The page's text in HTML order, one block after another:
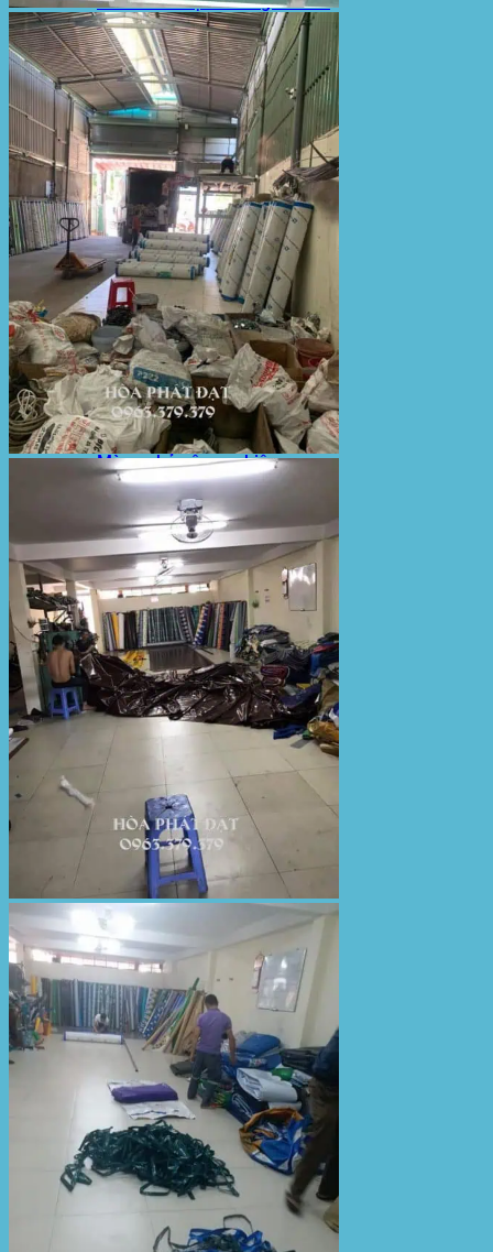
Bạt che nắng mưa
Bạt kéo ngoài trời
Bạt che tự cuốn
Bạt nhựa xanh cam
Bạt sọc 3 màu
Bạt nhựa giá rẻ
Bạt lót ao hồ
Bạt nhựa đen HDPE
Màng chống thấm HDPE
Sản Phẩm Dù Che Ngoài Trời
Dù che nắng
Dù che quán cafe
Dù che sự kiện
Dù lệch tâm
Sản Phẩm Mái Che Di Động
Mái hiên di động
Mái xếp di động
Nhà bạt di động
Motor kéo bạt che
Dự Án Hòa Phát Đạt
Lưới che nắng
Màng phủ nông nghiệp
Bạt Kéo Quán Cafe
Bạt Kéo Sân Trường
Thi Công Mái Xếp Hà Nội
Thi Công Mái Xếp TPHCM
Thi Công Mái Xếp Bình Dương
Thi Công Mái Xếp Biên Hòa
Tin tức
Hoạt động
May bạt mái che
Thi công bạt lót lồ
Thay bạt áo dù
Thay bạt mái che
Thi công mái tôn
Tuyển Dụng Hòa Phát Đạt
Liên hệ Hòa Phát Đạt
Tìm
kiếm: